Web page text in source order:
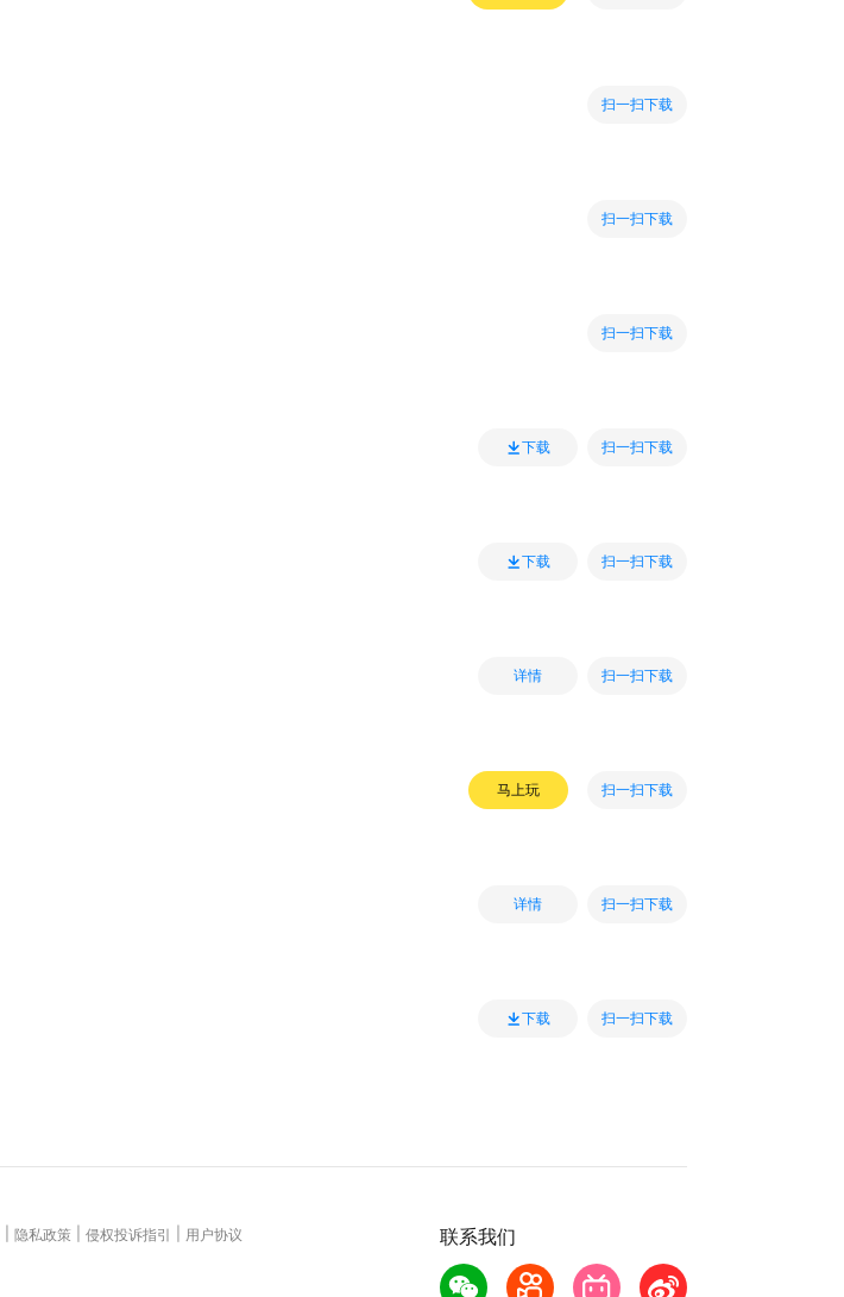
扫一扫下载
扫一扫下载
扫一扫下载
下载 扫一扫下载
下载 扫一扫下载
详情 扫一扫下载
马上玩 扫一扫下载
详情 扫一扫下载
下载 扫一扫下载
联系我们
隐私政策 侵权投诉指引
用户协议